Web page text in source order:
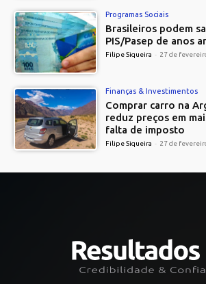
Programas Sociais
Brasileiros podem
PIS/Pasep de anos
Filipe Siqueira - 27 de
Finanças & Investimentos
Comprar carro na
reduz preços em
falta de imposto
Filipe Siqueira - 27 de